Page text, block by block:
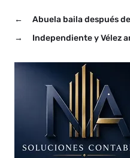
←
Abuela baila después
→
Independiente y Vélez